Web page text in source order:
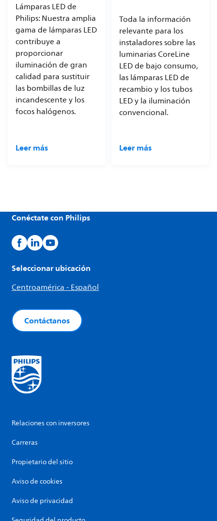
Lámparas LED de
Philips: Nuestra amplia
gama de lámparas LED
contribuye a
proporcionar
iluminación de gran
calidad para sustituir
las bombillas de luz
incandescente y los
focos halógenos.
Leer más
Toda la información
relevante para los
instaladores sobre las
luminarias CoreLine
LED de bajo consumo,
las lámparas LED de
recambio y los tubos
LED y la iluminación
convencional.
Leer más
Conéctate con Philips
Seleccionar ubicación
Centroamérica - Español
Contáctanos
Relaciones con inversores
Carreras
Propietario del sitio
Aviso de cookies
Aviso de privacidad